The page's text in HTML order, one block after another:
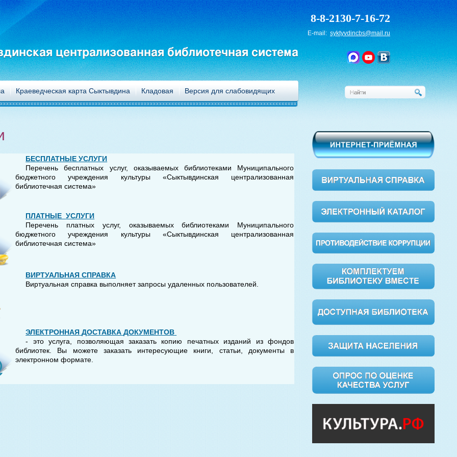
централизованная библиотечная система
8-8-2130-7-16-72
E-mail:syktyvdincbs@mail.ru
Краеведческая карта Сыктывдина Кладовая Версия для слабовидящих
БЕСПЛАТНЫЕУСЛУГИ
Перечень бесплатных услуг, оказываемых библиотеками Муниципального
бюджетного учреждения культуры «Сыктывдинская централизованная
библиотечная система»
ПЛАТНЫЕУСЛУГИ
Перечень платных услуг, оказываемых библиотеками Муниципального
бюджетного учреждения культуры «Сыктывдинская централизованная
библиотечная система»
ВИРТУАЛЬНАЯСПРАВКА
Виртуальная справка выполняет запросы удаленных пользователей.
ЭЛЕКТРОННАЯ ДОСТАВКАДОКУМЕНТОВ
- это услуга, позволяющая заказать копию печатных изданий из фондов
библиотек. Вы можете заказать интересующие книги, статьи, документы в
электронном формате.